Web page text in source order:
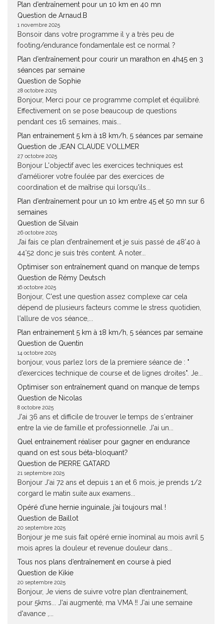
Plan d’entraînement pour un 10 km en 40 mn
Question de Arnaud.B
1 novembre 2025
Bonsoir dans votre programme il y a très peu de
footing/endurance fondamentale est ce normal ?
Plan d’entraînement pour courir un marathon en 4h45 en 3
séances par semaine
Question de Sophie
28 octobre 2025
Bonjour, Merci pour ce programme complet et équilibré.
Effectivement on se pose beaucoup de questions
pendant ces 16 semaines, mais...
Plan entrainement 5 km à 18 km/h, 5 séances par semaine
Question de JEAN CLAUDE VOLLMER
27 octobre 2025
Bonjour L'objectif avec les exercices techniques est
d'améliorer votre foulée par des exercices de
coordination et de maîtrise qui lorsqu'ils...
Plan d’entraînement pour un 10 km entre 45 et 50 mn sur 6
semaines
Question de Silvain
26 octobre 2025
J’ai fais ce plan d’entraînement et je suis passé de 48’40 à
44’52 donc je suis très content. A noter...
Optimiser son entraînement quand on manque de temps
Question de Rémy Deutsch
16 octobre 2025
Bonjour, C'est une question assez complexe car cela
dépend de plusieurs facteurs comme le stress quotidien,
l'allure de vos séance,...
Plan entrainement 5 km à 18 km/h, 5 séances par semaine
Question de Quentin
14 octobre 2025
bonjour, vous parlez lors de la premiere séance de : "
d’exercices technique de course et de lignes droites". Je...
Optimiser son entraînement quand on manque de temps
Question de Nicolas
8 octobre 2025
J'ai 36 ans et difficile de trouver le temps de s'entrainer
entre la vie de famille et professionnelle. J'ai un...
Quel entrainement réaliser pour gagner en endurance
quand on est sous béta-bloquant?
Question de PIERRE GATARD
21 septembre 2025
Bonjour J'ai 72 ans et depuis 1 an et 6 mois, je prends 1/2
corgard le matin suite aux examens...
Opéré d’une hernie inguinale, j’ai toujours mal !
Question de Baillot
20 septembre 2025
Bonjour je me suis fait opéré ernie înominal au mois avril 5
mois apres la douleur et revenue douleur dans...
Tous nos plans d’entraînement en course à pied
Question de Kikie
20 septembre 2025
Bonjour, Je viens de suivre votre plan d!entrainement,
pour 5kms... J'ai augmenté, ma VMA !! J'ai une semaine
d'avance ,...